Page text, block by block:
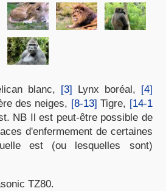
blanc, [3] Lynx boréal,
[4]
des neiges, [8-13] Tigre, [14-1
NB Il est peut-être possible de
d'enfermement de certaines
est (ou lesquelles sont)
TZ80.